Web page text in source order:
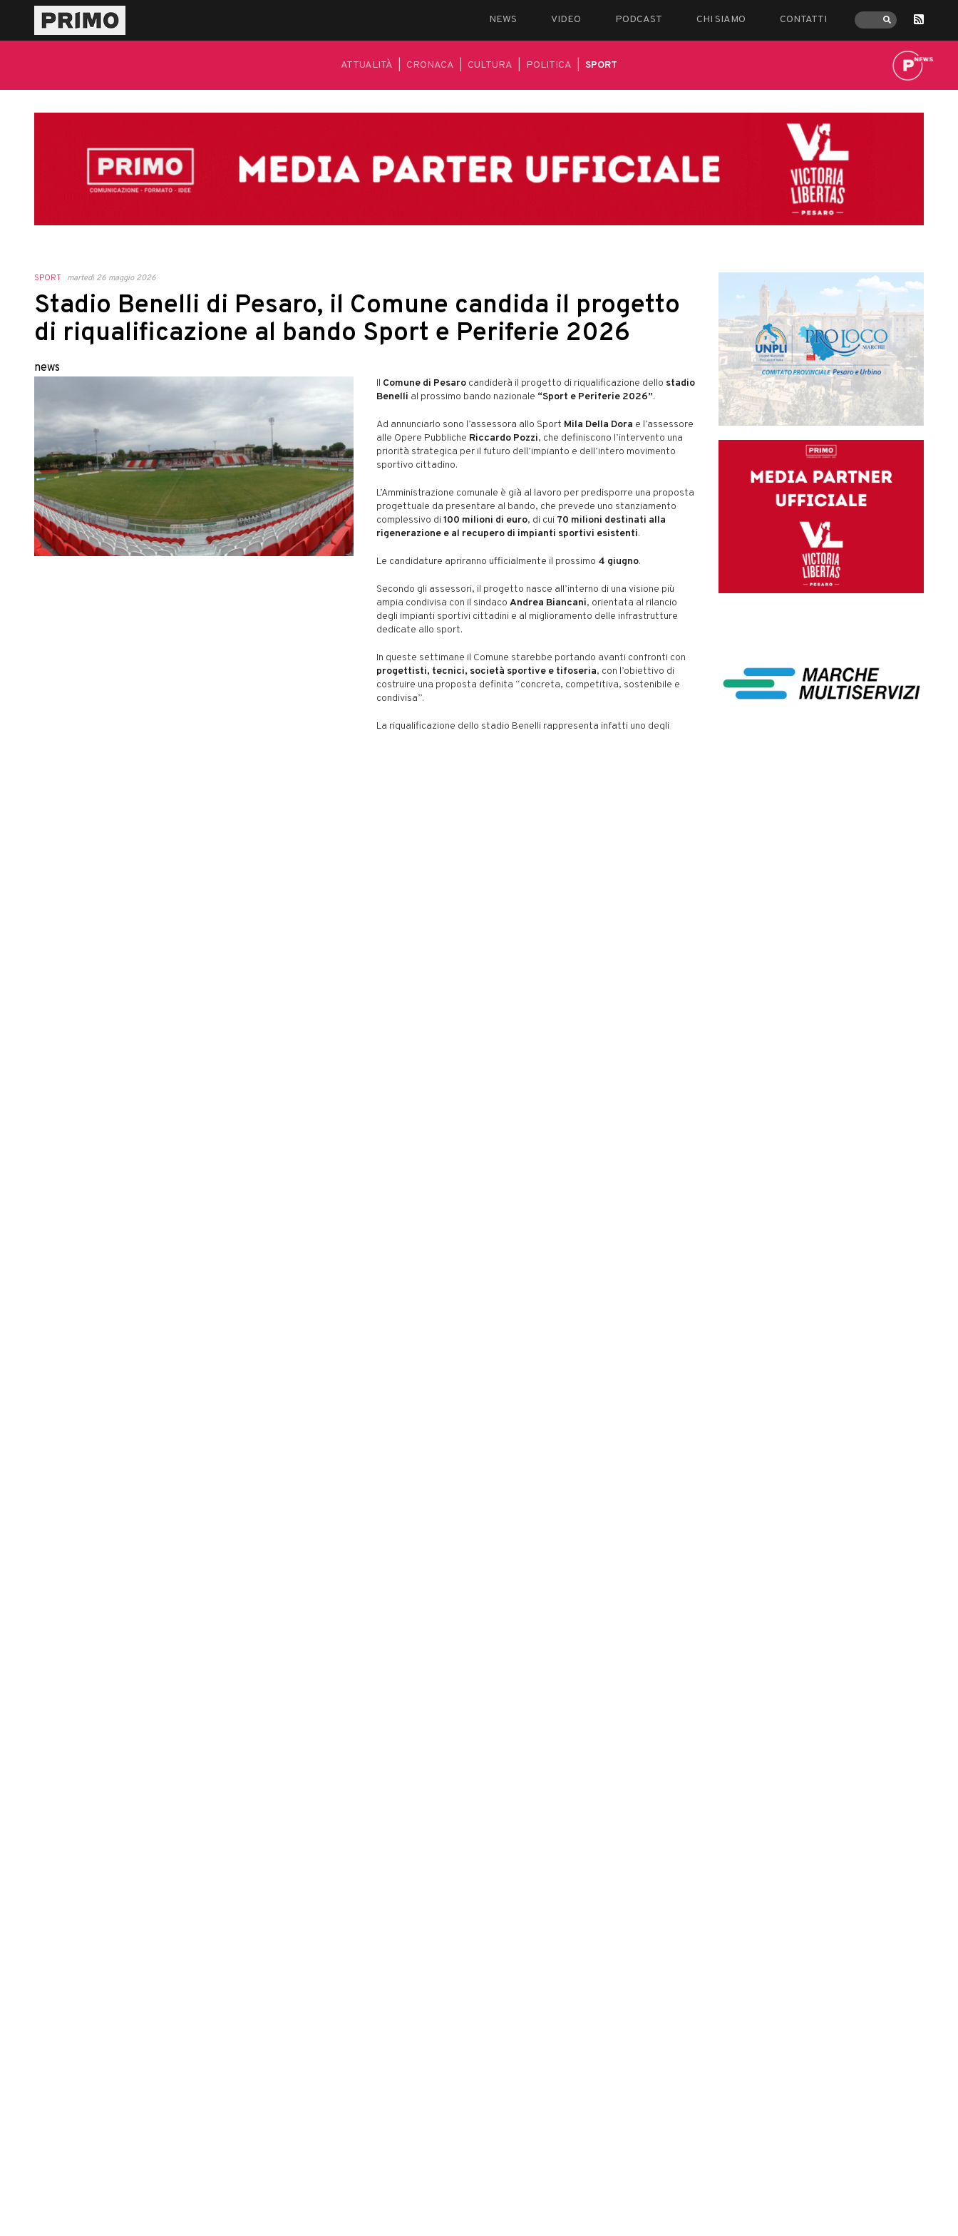
NEWS VIDEO PODCAST CHI SIAMO CONTATTI
ATTUALITÀ CRONACA CULTURA POLITICA SPORT
SPORT martedì 26 maggio 2026
Stadio Benelli di Pesaro, il Comune candida il progetto
di riqualificazione al bando Sport e Periferie 2026
news
Il Comune di Pesaro candiderà il progetto di riqualificazione dello stadio
Benelli al prossimo bando nazionale “Sport e Periferie 2026”.
Ad annunciarlo sono l’assessora allo Sport Mila Della Dora e l’assessore
alle Opere Pubbliche Riccardo Pozzi, che definiscono l’intervento una
priorità strategica per il futuro dell’impianto e dell’intero movimento
sportivo cittadino.
L’Amministrazione comunale è già al lavoro per predisporre una proposta
progettuale da presentare al bando, che prevede uno stanziamento
complessivo di100 milioni di euro, di cui 70 milioni destinati alla
rigenerazione e al recupero di impianti sportivi esistenti.
Le candidature apriranno ufficialmente il prossimo 4 giugno.
Secondo gli assessori, il progetto nasce all’interno di una visione più
ampia condivisa con il sindaco Andrea Biancani, orientata al rilancio
degli impianti sportivi cittadini e al miglioramento delle infrastrutture
dedicate allo sport.
In queste settimane il Comune starebbe portando avanti confronti con
progettisti, tecnici, società sportive e tifoseria, con l’obiettivo di
costruire una proposta definita “concreta, competitiva, sostenibile e
condivisa”.
La riqualificazione dello stadio Benelli rappresenta infatti uno degli